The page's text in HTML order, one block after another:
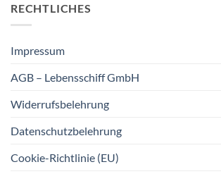
RECHTLICHES
Impressum
AGB – Lebensschiff GmbH
Widerrufsbelehrung
Datenschutzbelehrung
Cookie-Richtlinie (EU)